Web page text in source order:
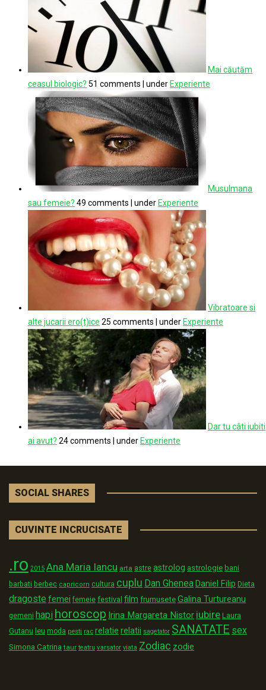
Mai căutăm
ceasul biologic? 51 comments under Experiente
Musulmana
sau femeie? 49 comments under Experiente
Vibratoare si
alte jucarii ero(t)ice 25 comments under Experiente
Dar tu câti iubiti
ai avut? 24 comments under Experiente
SOCIAL SHARES
CUVINTE INCRUCISATE
.ro 2015 Ana Maria Iancu arta astre astrolog astrologie bani
barbati berbec capricorn cultura cuplu Dan GheneaDaniel Filip Dieta
dragoste femei femeie festival film frumusete Galina Turtureanu
gemeni hapi horoscop Irina Margareta Nistor iubire Laura
Gutanu leu moda pesti rac relatie relatii sagetator SANATATE sex
Simona Catrina taur teatru varsator viata Zodiac zodie